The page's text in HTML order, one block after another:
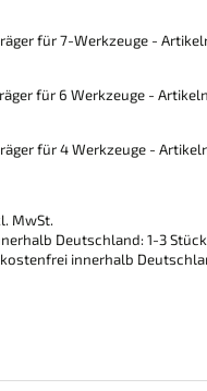
für 7-Werkzeuge -
für 6 Werkzeuge -
für 4 Werkzeuge -
MwSt.
Deutschland: 1-3
innerhalb